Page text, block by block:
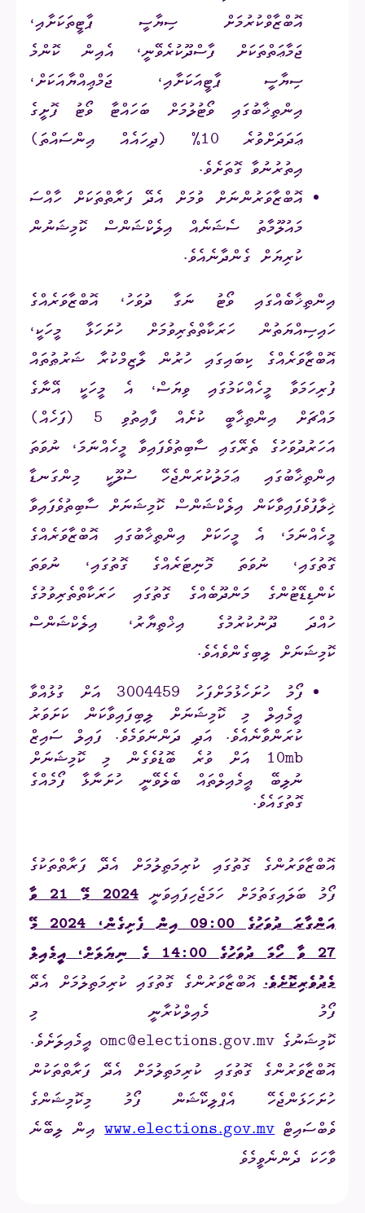
އޮބްޒާވްކުރުމަށް ސިޔާސީ ޕާޓީތަކަށާއި،
ޖަމާޢަތްތަކަށް ފާސްދޫކުރެވޭނީ، އެއިން ކޮންމެ
ސިޔާސީ ޕާޓީއަކަށާއި، ޖަމްޢިއްޔާއަކަށް،
އިންތިޚާބުގައި ވޯޓުލުމަށް ބަހައްޓާ ވޯޓު ފޮށީގެ
ޢަދަދަށްވުރެ 10% (ދިހައެއް އިންސައްތަ)
އިތުރުނުވާ ގޮތަށެވެ.
އޮބްޒާވަރުންނަށް ވުމަށް އެދޭ ފަރާތްތަކަށް ހާއްސަ
މައުލޫމާތު ސެޝަނެއް އިލެކްޝަންސް ކޮމިޝަނުން
ކުރިޔަށް ގެންދާނެއެވެ.
އިންތިޚާބެއްގައި ވޯޓު ނަގާ ދުވަހު، އޮބްޒާވަރެއްގެ
ހައިސިއްޔަތުން ހަރަކާތްތެރިވުމަށް ހުށަހަޅާ މީހަކީ،
އޮބްޒާވަރެއްގެ ކިބައިގައި ހުރުން ލާޒިމްކުރާ ޝަރުޠުތައް
ފުރިހަމަވާ މީހެއްކަމުގައި ވިޔަސް، އެ މީހަކީ އޭނާގެ
މައްޗަށް އިންތިޚާބީ ކުށެއް ފާއިތުވި 5 (ފަހެއް)
އަހަރުދުވަހުގެ ތެރޭގައި ސާބިތުވެފައިވާ މީހެއްނަމަ، ނުވަތަ
އިންތިޚާބުގައި ޢަމަލުކުރަންޖެހޭ ސުލޫކީ މިންގަނޑާ
ޚިލާފުވެފައިވާކަން އިލެކްޝަންސް ކޮމިޝަނަށް ސާބިތުވެފައިވާ
މީހެއްނަމަ، އެ މީހަކަށް އިންތިޚާބުގައި އޮބްޒާވަރެއްގެ
ގޮތުގައި، ނުވަތަ މޮނިޓަރެއްގެ ގޮތުގައި، ނުވަތަ
ކެންޑިޑޭޓުންގެ މަންދޫބެއްގެ ގޮތުގައި ހަރަކާތްތެރިވުމުގެ
ހުއްދަ ދޫނުކުރުމުގެ އިޚްތިޔާރު، އިލެކްޝަންސް
ކޮމިޝަނަށް ލިބިގެންވެއެވެ.
ފޯމު ހުށަހެޅުމަށްފަހު 3004459 އަށް ގުޅުއްވާ
އީމެއިލް މި ކޮމިޝަނަށް ލިބިފައިވާކަން ކަށަވަރު
ކުރަންވާނެއެވެ. އަދި ދަންނަވަމެވެ. ފައިލް ސައިޒް
10mb އަށް ވުރެ ބޮޑުވެގެން މި ކޮމިޝަނަށް
ނުލިބޭ އީމެއިލްތައް ބެލެވޭނީ ހުށަނާޅާ ފޯމެއްގެ
ގޮތުގައެވެ.
އޮބްޒާވަރުންގެ ގޮތުގައި ކުރިމަތިލުމަށް އެދޭ ފަރާތްތަކުގެ
ފޯމު ބަލައިގަތުމަށް ހަމަޖެހިފައިވަނީ 2024
މޭ 21 ވާ
އަންގާރަ ދުވަހުގެ 09:00 އިން ފެށިގެން
،2024 މޭ
27 ވާ ހޯމަ ދުވަހުގެ 14:00
ގެ ނިޔަލަށް، އީމެއިލް
މެދުވެރިކޮށެވެ. އޮބްޒާވަރުންގެ ގޮތުގައި ކުރިމަތިލުމަށް އެދޭ
ފޯމު މެއިލްކުރާނީ މި
ކޮމިޝަނުގެ omc@elections.gov.mv އީމެއިލަށެވެ.
އޮބްޒާވަރުންގެ ގޮތުގައި ކުރިމަތިލުމަށް އެދޭ ފަރާތްތަކުން
ހުށަހަޅަންޖެހޭ އެޕްލިކޭޝަން ފޯމު މިކޮމިޝަންގެ
ވެބްސައިޓްwww.elections.gov.mvއިން ލިބޭނެ
ވާހަކަ ދެންނެވީމެވެ